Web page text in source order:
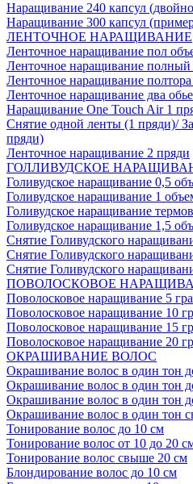
Наращивание 240 капсул
Наращивание 300 капсул
ЛЕНТОЧНОЕ НАРАЩИВАНИЕ
Ленточное наращивание пол
Ленточное наращивание полный
Ленточное наращивание
Ленточное наращивание два
Наращивание One Touch Air 1
Снятие одной ленты (1 пряди)/
пряди)
Ленточное наращивание 2 пряди
ГОЛЛИВУДСКОЕ
Голивудское наращивание 0,5
Голивудское наращивание 1
Голивудское наращивание
Голивудское наращивание 1,5
Снятие Голивудского
Снятие Голивудского
Снятие Голивудского
ПОВОЛОСКОВОЕ
Поволосковое наращивание 5
Поволосковое наращивание 10
Поволосковое наращивание 15
Поволосковое наращивание 20
ОКРАШИВАНИЕ ВОЛОС
Окрашивание волос в один тон
Окрашивание волос в один тон
Окрашивание волос в один тон
Окрашивание волос в один тон
Тонирование волос до 10 см
Тонирование волос от 10 до 20
Тонирование волос свыше 20 см
Блондирование волос до 10 см